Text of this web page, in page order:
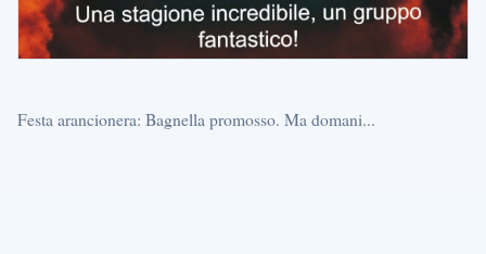
Festa arancionera: Bagnella promosso. Ma domani...